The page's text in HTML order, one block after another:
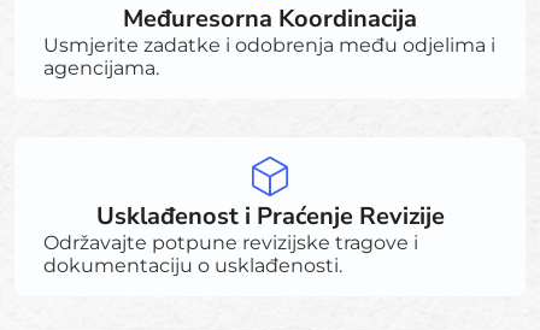
Međuresorna Koordinacija
Usmjerite zadatke i odobrenja među odjelima i
agencijama.
Usklađenost i Praćenje Revizije
Održavajte potpune revizijske tragove i
dokumentaciju o usklađenosti.